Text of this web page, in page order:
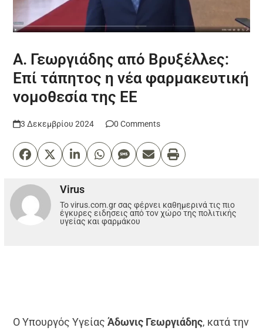
Α. Γεωργιάδης από Βρυξέλλες:
Επί τάπητος η νέα φαρμακευτική
νομοθεσία της ΕΕ
3 Δεκεμβρίου 2024 0 Comments
Virus
Το virus.com.gr σας φέρνει καθημερινά τις πιο
έγκυρες ειδησεις από τον χώρο της πολιτικής
υγείας και φαρμάκου
Ο Υπουργός ΥγείαςΆδωνις Γεωργιάδης, κατά την